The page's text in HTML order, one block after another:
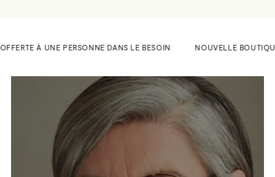
À UNE PERSONNE DANS LE BESOIN NOUVELLE BOUTIQUE